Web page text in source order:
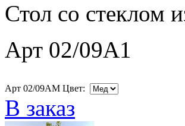
Стол со стеклом
Арт 02/09A1
Арт 02/09AM Цвет:
В заказ